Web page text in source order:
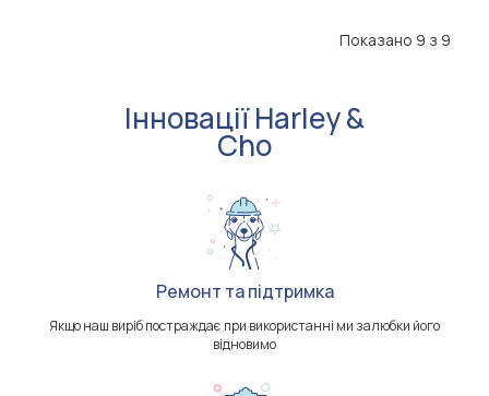
Показано 9 з 9
Інновації Harley &
Cho
Ремонт та підтримка
Якщо наш виріб постраждає при використанні ми залюбки його
відновимо